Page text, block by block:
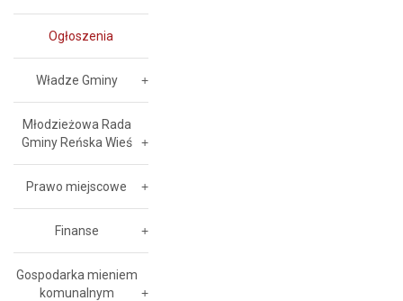
Ogłoszenia
Władze Gminy
Młodzieżowa Rada
Gminy Reńska Wieś
Prawo miejscowe
Finanse
Gospodarka mieniem
komunalnym